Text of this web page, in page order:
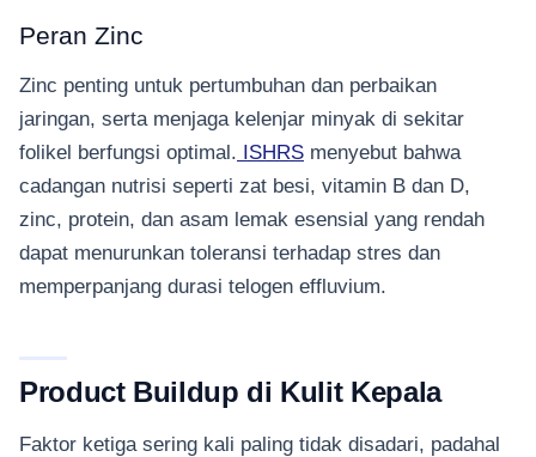
Peran Zinc
Zinc penting untuk pertumbuhan dan perbaikan
jaringan, serta menjaga kelenjar minyak di sekitar
folikel berfungsi optimal. ISHRS menyebut bahwa
cadangan nutrisi seperti zat besi, vitamin B dan D,
zinc, protein, dan asam lemak esensial yang rendah
dapat menurunkan toleransi terhadap stres dan
memperpanjang durasi telogen effluvium.
Product Buildup di Kulit Kepala
Faktor ketiga sering kali paling tidak disadari, padahal